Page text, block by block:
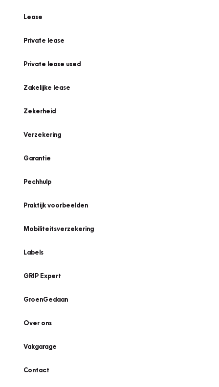
Lease
Private lease
Private lease used
Zakelijke lease
Zekerheid
Verzekering
Garantie
Pechhulp
Praktijk voorbeelden
Mobiliteitsverzekering
Labels
GRIP Expert
GroenGedaan
Over ons
Vakgarage
Contact